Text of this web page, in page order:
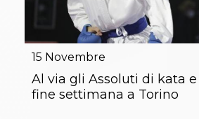
15 Novembre
Al via gli Assoluti di kata
fine settimana a Torino